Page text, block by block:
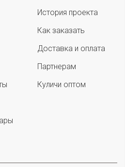
История проекта
Как заказать
Доставка и оплата
Партнерам
Куличи оптом